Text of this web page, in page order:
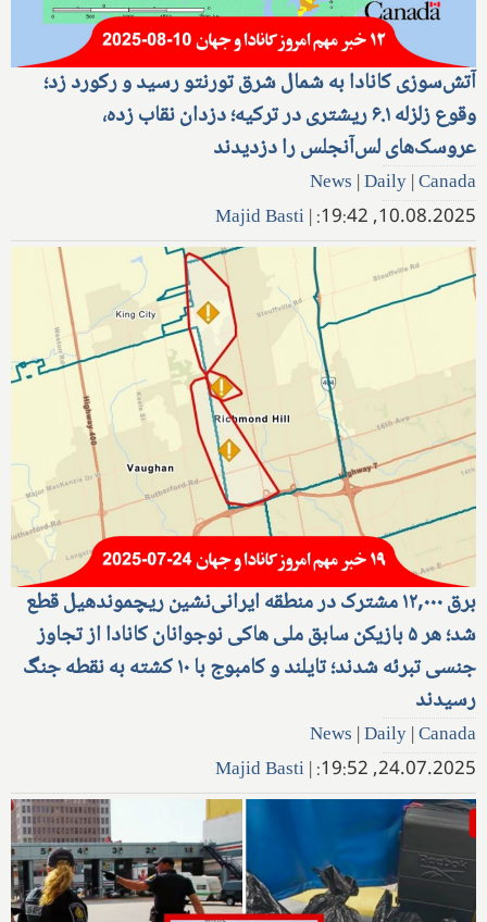
آتش‌سوزی کانادا به شمال شرق تورنتو رسید و رکورد زد؛
وقوع زلزله ۶.۱ ریشتری در ترکیه؛ دزدان نقاب زده،
عروسک‌های لس‌آنجلس را دزدیدند
News |Daily|Canada
10.08.2025, 19:42:
|
Majid Basti
برق ۱۲,۰۰۰ مشترک در منطقه ایرانی‌نشین ریچموندهیل قطع
شد؛ هر ۵ بازیکن سابق ملی هاکی نوجوانان کانادا از تجاوز
جنسی تبرئه شدند؛ تایلند و کامبوج با ۱۰ کشته به نقطه جنگ
رسیدند
News |Daily|Canada
24.07.2025, 19:52:
|
Majid Basti